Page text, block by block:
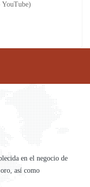
en el negocio de
así como